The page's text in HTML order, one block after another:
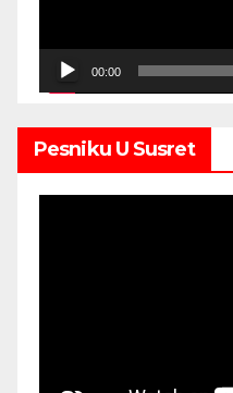
00:00
Pesniku U Susret